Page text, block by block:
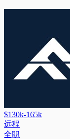
$130k-165k
远程
全职